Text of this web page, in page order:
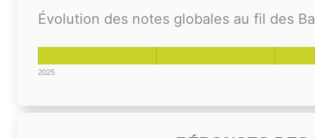
Évolution des notes globales au fil des
2025